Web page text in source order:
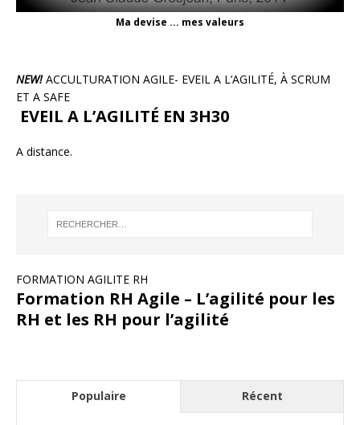
Ma devise ... mes valeurs
NEW!ACCULTURATION AGILE- EVEIL A L’AGILITÉ, À SCRUM
ET A SAFE
EVEIL A L’AGILITÉ EN 3H30
A distance.
FORMATION AGILITE RH
Formation RH Agile – L’agilité pour les
RH et les RH pour l’agilité
Populaire Récent